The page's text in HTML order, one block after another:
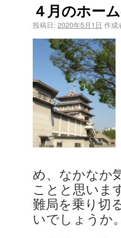
４月のホー
投稿日: 2020年5月1日 作成
め、なかなか
ことと思いま
難局を乗り切
いでしょうか